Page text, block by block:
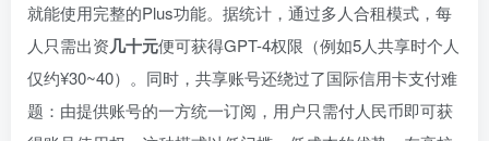
就能使用完整的Plus功能。据统计，通过多人合租模式，每
人只需出资几十元便可获得GPT-4权限（例如5人共享时个人
仅约¥30~40）。同时，共享账号还绕过了国际信用卡支付难
题：由提供账号的一方统一订阅，用户只需付人民币即可获